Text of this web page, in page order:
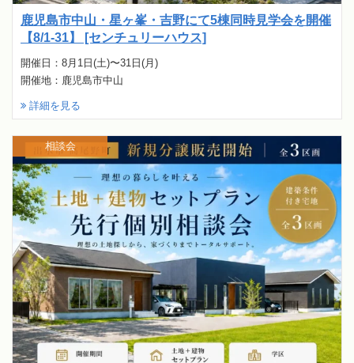
鹿児島市中山・星ヶ峯・吉野にて5棟同時見学会を開催
【8/1-31】 [センチュリーハウス]
開催日：8月1日(土)〜31日(月)
開催地：鹿児島市中山
詳細を見る
相談会